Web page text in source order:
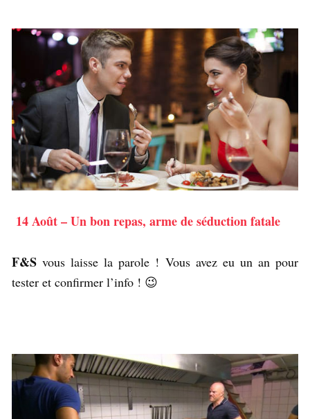
14 Août – Un bon repas, arme de séduction fatale
F&S vous laisse la parole ! Vous avez eu un an pour
tester et confirmer l’info ! 😉